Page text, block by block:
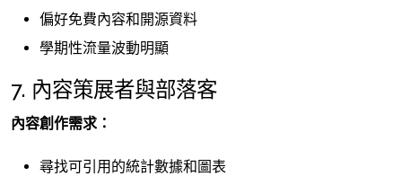
偏好免費內容和開源資料
學期性流量波動明顯
7. 內容策展者與部落客
內容創作需求：
尋找可引用的統計數據和圖表